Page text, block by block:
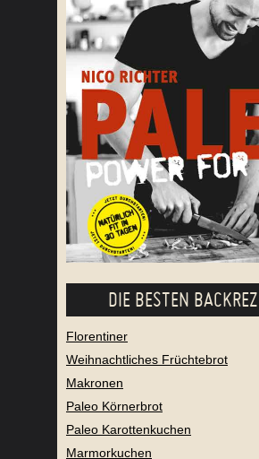
DIE BESTEN
Florentiner
Weihnachtliches Früchtebrot
Makronen
Paleo Körnerbrot
Paleo Karottenkuchen
Marmorkuchen